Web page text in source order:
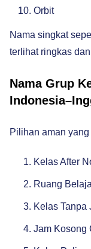
Orbit
Nama singkat
terlihat ringkas
Nama Grup
Pilihan aman
Kelas After
Ruang
Kelas Tanpa
Jam Kosong